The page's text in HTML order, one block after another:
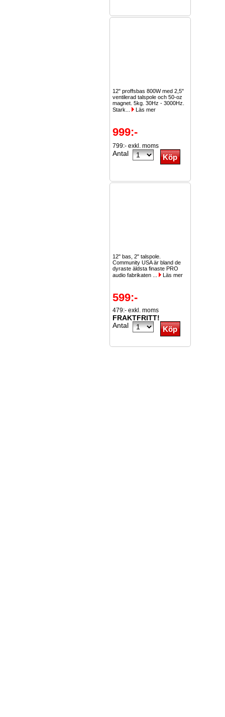
12" proffsbas 800W med 2,5"
ventilerad talspole och 50-oz
magnet. 5kg. 30Hz - 3000Hz.
Stark...
Läs mer
999:-
799:- exkl. moms
Antal
12" bas, 2" talspole.
Community USA är bland de
dyraste äldsta finaste PRO
audio fabrikaten ...
Läs mer
599:-
479:- exkl. moms
FRAKTFRITT!
Antal